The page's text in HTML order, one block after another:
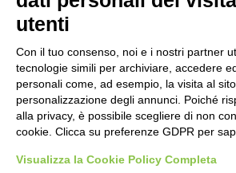
Società soggetta alla Direzione
e Coordinamento di Tinexta
S.p.A.
CORPORATE
Certificazioni
utenti
Con il tuo consenso, noi e i nostri partner
tecnologie simili per archiviare, accedere
personali come, ad esempio, la visita al
personalizzazione degli annunci. Poiché
alla privacy, è possibile scegliere di non
cookie. Clicca su preferenze GDPR per
Visualizza la Cookie Policy Completa